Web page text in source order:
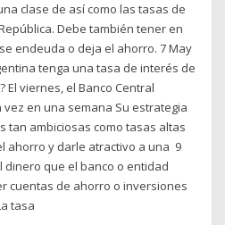
clase de así como las tasas de
Debe también tener en
endeuda o deja el ahorro. 7 May
tenga una tasa de interés de
El viernes, el Banco Central
en una semana Su estrategia
ambiciosas como tasas altas
ahorro y darle atractivo a una 9
dinero que el banco o entidad
cuentas de ahorro o inversiones
tasa